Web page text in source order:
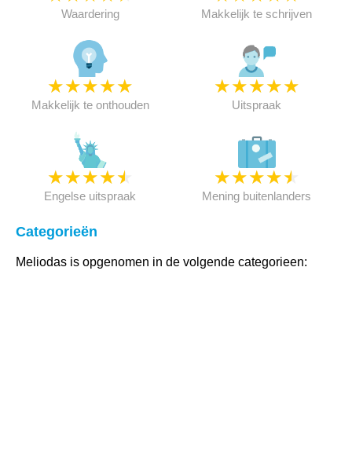
Waardering Makkelijk te schrijven
★★★★★
Makkelijk te onthouden
★★★★★
Uitspraak
★★★★★
Engelse uitspraak
★★★★★
Mening buitenlanders
Categorieën
Meliodas is opgenomen in de volgende categorieen: